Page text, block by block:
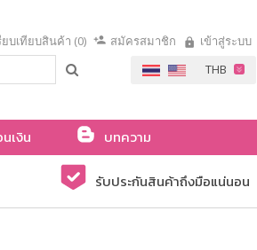
ยบเทียบสินค้า (0) สมัครสมาชิก เข้าสู่ระบบ
เงิน
บทความ
รับประกันสินค้าถึงมือแน่นอน